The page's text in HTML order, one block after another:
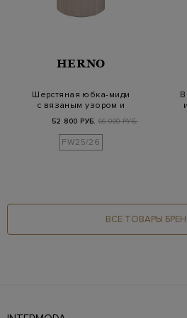
HERNO
Шерстяная юбка-миди
с вязаным узором и
52 800 РУБ. 66 000 РУБ.
FW25/26
ВСЕ ТОВАРЫ